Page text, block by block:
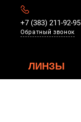
+7 (383) 211-92-95
Обратный звонок
ЛИНЗЫ